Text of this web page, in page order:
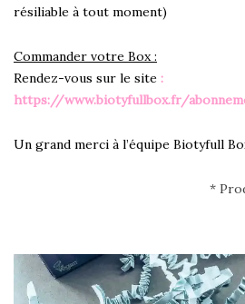
résiliable à tout moment)
Commander votre Box :
Rendez-vous sur le site :
https://www.biotyfullbox.fr/
Un grand merci à l’équipe Biotyfull
*